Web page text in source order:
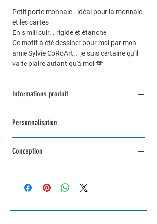
Petit porte monnaie.. idéal pour la monnaie
et les cartes
En simili cuir... rigide et étanche
Ce motif à été dessiner pour moi par mon
amie Sylvie CoRoArt... je suis certaine qu'il
va te plaire autant qu'à moi 🫶
Informations produit
Possibilité de faire une trousse sur mesure
Personnalisation
et sur mesure, n’hésitez pas à me contacter
Conception
envies dans un délai d'une à deux semaines
selon stock disponible